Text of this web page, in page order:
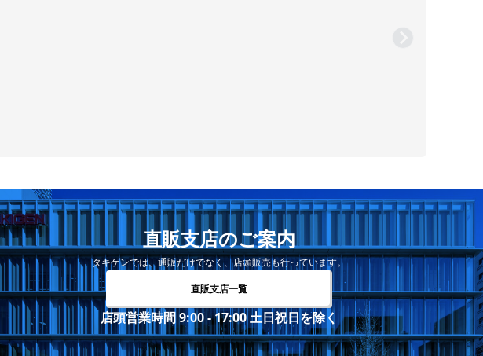
直販支店のご案内
タキゲンでは、通販だけでなく、店頭販売も行っています。
直販支店一覧
店頭営業時間 9:00 - 17:00 土日祝日を除く